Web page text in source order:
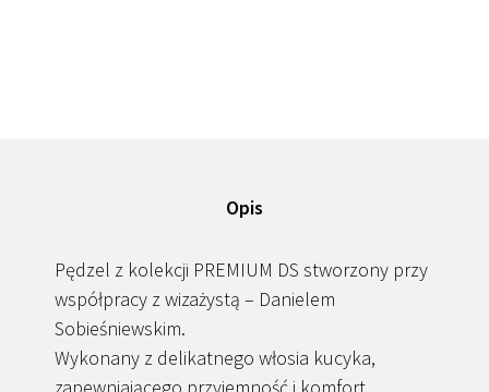
Opis
Pędzel z kolekcji PREMIUM DS stworzony przy
współpracy z wizażystą – Danielem
Sobieśniewskim.
Wykonany z delikatnego włosia kucyka,